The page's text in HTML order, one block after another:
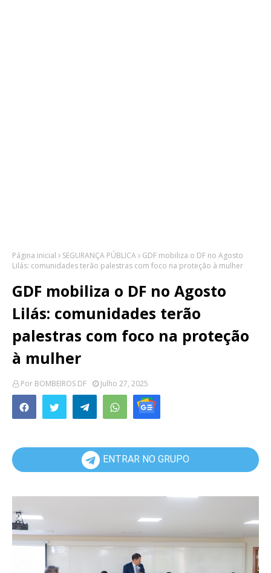
Página inicial SEGURANÇA PÚBLICA
GDF mobiliza o DF no Agosto
Lilás: comunidades terão palestras com foco na proteção à mulher
GDF mobiliza o DF no Agosto
Lilás: comunidades terão
palestras com foco na proteção
à mulher
Por BOMBEIROS DF Julho 27, 2025
ENTRAR NO GRUPO